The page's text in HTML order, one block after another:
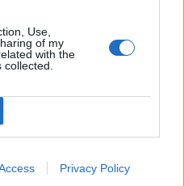
Use,
of my
with the
Privacy Policy
Mantra
Mercato
10 MIN